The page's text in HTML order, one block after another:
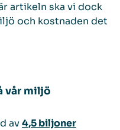
artikeln ska vi dock
och kostnaden det
vår miljö
av4,5 biljoner